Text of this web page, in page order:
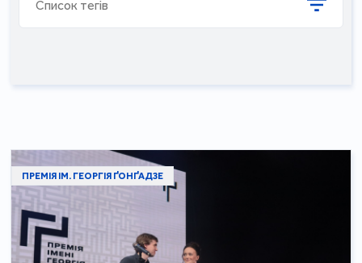
Список тегів
ПРЕМІЯ ІМ. ГЕОРГІЯ ҐОНҐАДЗЕ